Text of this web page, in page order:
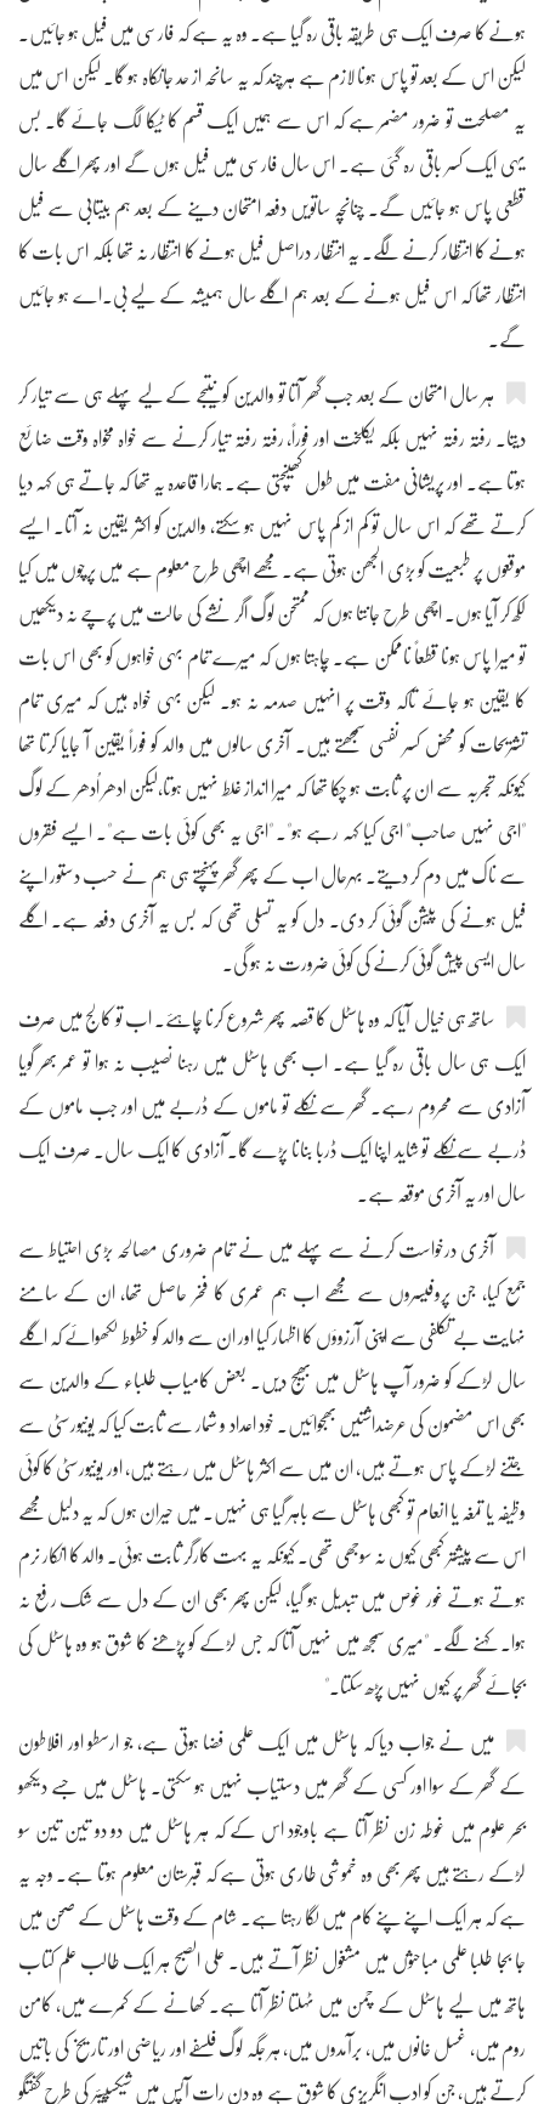
ہونے کا صرف ایک ہی طریقہ باقی رہ گیا ہے۔ وہ یہ ہے کہ فارسی میں فیل ہو جائیں۔
لیکن اس کے بعد تو پاس ہونا لازم ہے ہرچند کہ یہ سانحہ از حد جانکاہ ہو گا۔ لیکن اس میں
یہ مصلحت تو ضرور مضمر ہے کہ اس سے ہمیں ایک قسم کا ٹیکا لگ جائے گا۔ بس
یہی ایک کسر باقی رہ گئی ہے۔ اس سال فارسی میں فیل ہوں گے اور پھر اگلے سال
قطعی پاس ہو جائیں گے۔ چنانچہ ساتویں دفعہ امتحان دینے کے بعد ہم بیتابی سے فیل
ہونے کا انتظار کرنے لگے۔ یہ انتظار دراصل فیل ہونے کا انتظار نہ تھا بلکہ اس بات کا
انتظار تھا کہ اس فیل ہونے کے بعد ہم اگلے سال ہمیشہ کے لیے بی۔اے ہو جائیں
گے۔
ہر سال امتحان کے بعد جب گھر آتا تو والدین کو نتیجے کے لیے پہلے ہی سے تیار کر
دیتا۔ رفتہ رفتہ نہیں بلکہ یکلخت اور فوراً، رفتہ رفتہ تیار کرنے سے خواہ مخواہ وقت ضائع
ہوتا ہے۔ اور پریشانی مفت میں طول کھینچتی ہے۔ ہمارا قاعدہ یہ تھا کہ جاتے ہی کہہ دیا
کرتے تھے کہ اس سال تو کم از کم پاس نہیں ہو سکتے، والدین کو اکثر یقین نہ آتا۔ ایسے
موقعوں پر طبعیت کو بڑی الجھن ہوتی ہے۔ مجھے اچھی طرح معلوم ہے میں پرچوں میں کیا
لکھ کر آیا ہوں۔ اچھی طرح جانتا ہوں کہ ممتحن لوگ اگر نشے کی حالت میں پرچے نہ دیکھیں
تو میرا پاس ہونا قطعاً ناممکن ہے۔ چاہتا ہوں کہ میرے تمام بہی خواہوں کو بھی اس بات
کا یقین ہو جائے تاکہ وقت پر انہیں صدمہ نہ ہو۔ لیکن بہی خواہ ہیں کہ میری تمام
تشریحات کو محض کسر نفسی سمجھتے ہیں۔ آخری سالوں میں والد کو فوراً یقین آ جایا کرتا تھا
کیونکہ تجربہ سے ان پر ثابت ہو چکا تھا کہ میرا انداز غلط نہیں ہوتا،لیکن ادھر اُدھر کے لوگ
"اجی نہیں صاحب" اجی کیا کہہ رہے ہو"۔ "اجی یہ بھی کوئی بات ہے"۔ ایسے فقروں
سے ناک میں دم کر دیتے۔ بہرحال اب کے پھر گھر پہنچتے ہی ہم نے حسب دستور اپنے
فیل ہونے کی پیشن گوئی کر دی۔ دل کو یہ تسلی تھی کہ بس یہ آخری دفعہ ہے۔ اگلے
سال ایسی پیش گوئی کرنے کی کوئی ضرورت نہ ہو گی۔
ساتھ ہی خیال آیا کہ وہ ہاسٹل کا قصہ پھر شروع کرنا چاہئے۔ اب تو کالج میں صرف
ایک ہی سال باقی رہ گیا ہے۔ اب بھی ہاسٹل میں رہنا نصیب نہ ہوا تو عمر بھر گویا
آزادی سے محروم رہے۔ گھر سے نکلے تو ماموں کے ڈربے میں اور جب ماموں کے
ڈربے سے نکلے تو شاید اپنا ایک ڈربا بنانا پڑے گا۔ آزادی کا ایک سال۔ صرف ایک
سال اور یہ آخری موقعہ ہے۔
آخری درخواست کرنے سے پہلے میں نے تمام ضروری مصالحہ بڑی احتیاط سے
جمع کیا، جن پروفیسروں سے مجھے اب ہم عمری کا فخر حاصل تھا، ان کے سامنے
نہایت بے تکلفی سے اپنی آرزوؤں کا اظہار کیا اور ان سے والد کو خطوط لکھوائے کہ اگلے
سال لڑکے کو ضرور آپ ہاسٹل میں بھیج دیں۔ بعض کامیاب طلباء کے والدین سے
بھی اس مضمون کی عرضداشتیں بھجوائیں۔ خود اعداد و شمار سے ثابت کیا کہ یونیورسٹی سے
جتنے لڑکے پاس ہوتے ہیں، ان میں سے اکثر ہاسٹل میں رہتے ہیں، اور یونیورسٹی کا کوئی
وظیفہ یا تمغہ یا انعام تو کبھی ہاسٹل سے باہر گیا ہی نہیں۔ میں حیران ہوں کہ یہ دلیل مجھے
اس سے پیشتر کبھی کیوں نہ سوجھی تھی۔ کیونکہ یہ بہت کارگر ثابت ہوئی۔ والد کا انکار نرم
ہوتے ہوتے غور غوص میں تبدیل ہو گیا، لیکن پھر بھی ان کے دل سے شک رفع نہ
ہوا۔ کہنے لگے۔ "میری سمجھ میں نہیں آتا کہ جس لڑکے کو پڑھنے کا شوق ہو وہ ہاسٹل کی
بجائے گھر پر کیوں نہیں پڑھ سکتا۔"
میں نے جواب دیا کہ ہاسٹل میں ایک علمی فضا ہوتی ہے، جو ارسطو اور افلاطون
کے گھر کے سوا اور کسی کے گھر میں دستیاب نہیں ہو سکتی۔ ہاسٹل میں جسے دیکھو
بحر علوم میں غوطہ زن نظر آتا ہے باوجود اس کے کہ ہر ہاسٹل میں دو دو تین تین سو
لڑکے رہتے ہیں پھر بھی وہ خموشی طاری ہوتی ہے کہ قبرستان معلوم ہوتا ہے۔ وجہ یہ
ہے کہ ہر ایک اپنے پنے کام میں لگا رہتا ہے۔ شام کے وقت ہاسٹل کے صحن میں
جا بجا طلبا علمی مباحثوں میں مشغول نظر آتے ہیں۔ علی الصبح ہر ایک طالب علم کتاب
ہاتھ میں لیے ہاسٹل کے چمن میں ٹہلتا نظر آتا ہے۔ کھانے کے کمرے میں، کامن
روم میں، غسل خانوں میں، برآمدوں میں، ہر جگہ لوگ فلسفے اور ریاضی اور تاریخ کی باتیں
کرتے ہیں، جن کو ادب انگریزی کا شوق ہے وہ دن رات آپس میں شیکسپیئر کی طرح گفتگو